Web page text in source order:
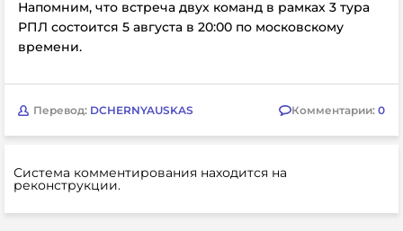
Напомним, что встреча двух команд в рамках 3 тура
РПЛ состоится 5 августа в 20:00 по московскому
времени.
Перевод: DCHERNYAUSKAS Комментарии: 0
Система комментирования находится на
реконструкции.